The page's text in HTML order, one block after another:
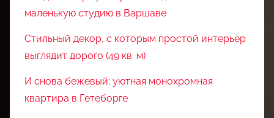
маленькую студию в Варшаве
Стильный декор, с которым простой интерьер
выглядит дорого (49 кв. м)
И снова бежевый: уютная монохромная
квартира в Гетеборге